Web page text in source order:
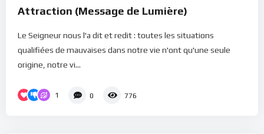
Attraction (Message de Lumière)
Le Seigneur nous l'a dit et redit : toutes les situations
qualifiées de mauvaises dans notre vie n'ont qu'une seule
origine, notre vi...
1 0 776